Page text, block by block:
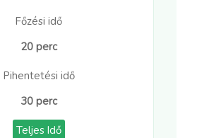
Főzési idő
20 perc
Pihentetési idő
30 perc
Teljes Idő